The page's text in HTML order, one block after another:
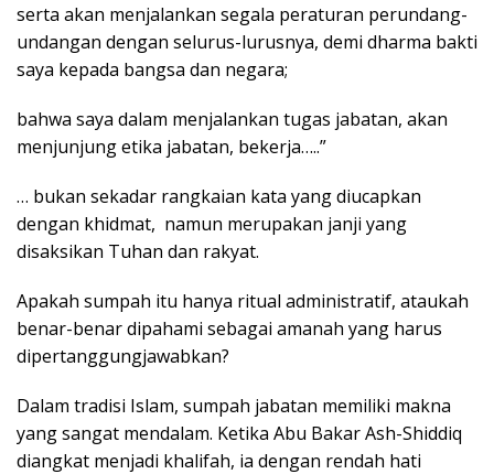
serta akan menjalankan segala peraturan perundang-
undangan dengan selurus-lurusnya, demi dharma bakti
saya kepada bangsa dan negara;
bahwa saya dalam menjalankan tugas jabatan, akan
menjunjung etika jabatan, bekerja…..”
… bukan sekadar rangkaian kata yang diucapkan
dengan khidmat, namun merupakan janji yang
disaksikan Tuhan dan rakyat.
Apakah sumpah itu hanya ritual administratif, ataukah
benar-benar dipahami sebagai amanah yang harus
dipertanggungjawabkan?
Dalam tradisi Islam, sumpah jabatan memiliki makna
yang sangat mendalam. Ketika Abu Bakar Ash-Shiddiq
diangkat menjadi khalifah, ia dengan rendah hati